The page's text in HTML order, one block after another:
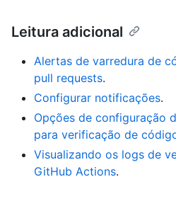
Leitura adicional
Alertas de varredura de
pull requests.
Configurar notificações.
Opções de configuração
para verificação de
Visualizando os logs de
GitHub Actions.